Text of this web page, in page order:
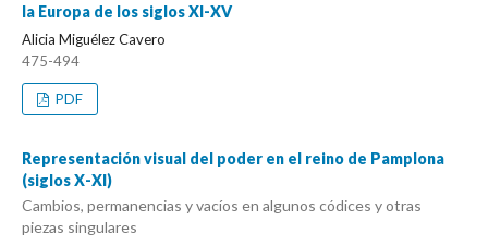
la Europa de los siglos XI-XV
Alicia Miguélez Cavero
475-494
PDF
Representación visual del poder en el reino de Pamplona
(siglos X-XI)
Cambios, permanencias y vacíos en algunos códices y otras
piezas singulares